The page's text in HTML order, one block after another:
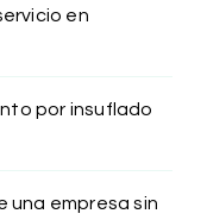
en
por insuflado
una empresa sin